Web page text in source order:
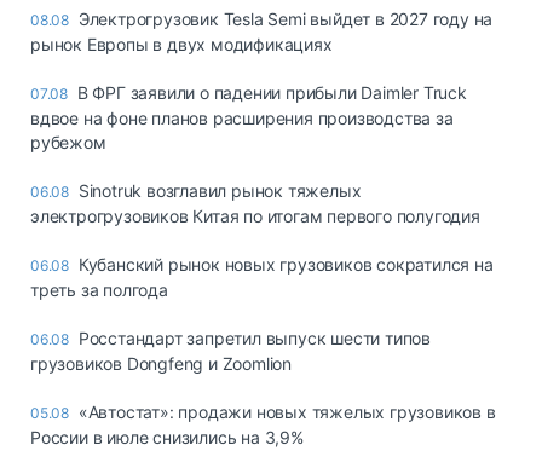
08.08 Электрогрузовик Tesla Semi выйдет в 2027 году на
рынок Европы в двух модификациях
07.08 В ФРГ заявили о падении прибыли Daimler Truck
вдвое на фоне планов расширения производства за
рубежом
06.08 Sinotruk возглавил рынок тяжелых
электрогрузовиков Китая по итогам первого полугодия
06.08 Кубанский рынок новых грузовиков сократился на
треть за полгода
06.08 Росстандарт запретил выпуск шести типов
грузовиков Dongfeng и Zoomlion
05.08 «Автостат»: продажи новых тяжелых грузовиков в
России в июле снизились на 3,9%